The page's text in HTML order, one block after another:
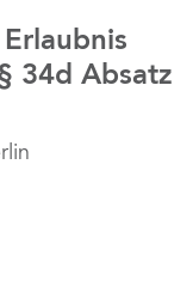
34d Absatz